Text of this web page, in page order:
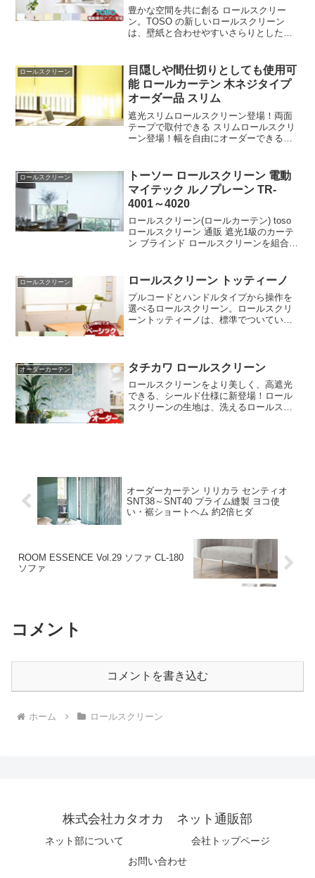
豊かな空間を共に創る ロールスクリー
ン。TOSO の新しいロールスクリーン
は、壁紙と合わせやすいさらりとした質
らなじむラインナップ。トーソー のロー
ルスクリーンは選びやすく、使いやす
い、インテリアの名脇役を目指します。
ロールスクリーン
目隠しや間仕切りとしても使用可
能 ロールカーテン 木ネジタイプ
オーダー品 スリム
遮光スリムロールスクリーン登場！両面
テープで取付できる スリムロールスクリ
ーン登場！幅を自由にオーダーできるス
ロールスクリーンを取り付けることが出
来ます。無駄なく、スリムなブラケット
だから、窓枠の奥行きを気にせず、ロー
ルスクリーン使用できます。
ロールスクリーン
トーソー ロールスクリーン 電動
マイテック ルノプレーン TR-
4001～4020
ロールスクリーン(ロールカーテン) toso
ロールスクリーン 通販 遮光1級のカーテ
ン ブラインド ロールスクリーンを組合せ
ロールスクリーン ロールスクリーン トッティーノ
プルコードとハンドルタイプから操作を
選べるロールスクリーン。ロールスクリ
ーントッティーノは、標準でついている
を回して簡単に調整が可能です。お求め
やすい規格サイズから、1cm単位でオー
ダーロースクリーンも対応可能です。
オーダーカーテン タチカワ ロールスクリーン
ロールスクリーンをより美しく、高遮光
できる、シールド仕様に新登場！ロール
スクリーンの生地は、洗えるロールスク
オーダーカーテン リリカラ センティオ
SNT38～SNT40 プライム縫製 ヨコ使
い・裾ショートヘム 約2倍ヒダ
ROOM ESSENCE Vol.29 ソファ CL-180
ソファ
コメント
コメントを書き込む
ホーム ロールスクリーン
株式会社カタオカ ネット通販部
ネット部について
会社トップページ
お問い合わせ